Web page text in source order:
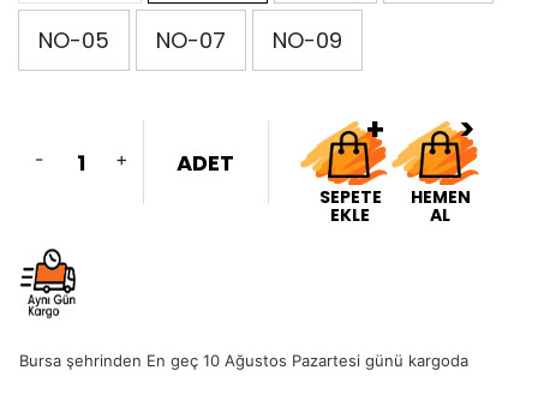
NO-05 NO-07 NO-09
- + ADET
SEPETE
EKLE
HEMEN
AL
Bursa şehrinden En geç 10 Ağustos Pazartesi günü kargoda